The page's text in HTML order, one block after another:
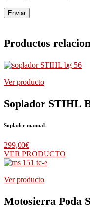
Productos
Ver producto
Soplador STIHL
Soplador manual.
299,00€
VER PRODUCTO
Ver producto
Motosierra Poda